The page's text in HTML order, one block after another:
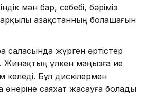
мән бар, себебі, бәріміз
арқылы Қазақстанның болашағын
саласында жүрген әртістер
Жинақтың үлкен маңызға ие
келеді. Бұл дискілермен
өнеріне саяхат жасауға болады